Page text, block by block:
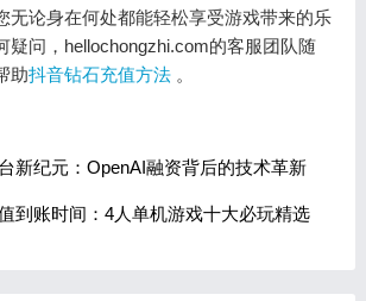
无论身在何处都能轻松享受游戏带来的乐
疑问，hellochongzhi.com的客服团队随
助抖音钻石充值方法。
新纪元：OpenAI融资背后的技术革新
到账时间：4人单机游戏十大必玩精选